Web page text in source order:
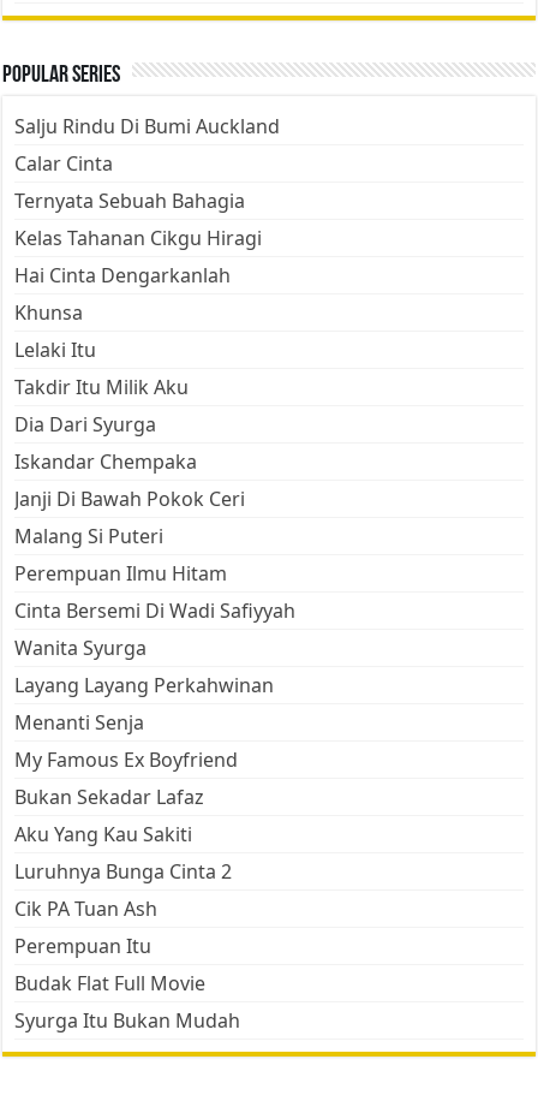
Popular Series
Salju Rindu Di Bumi Auckland
Calar Cinta
Ternyata Sebuah Bahagia
Kelas Tahanan Cikgu Hiragi
Hai Cinta Dengarkanlah
Khunsa
Lelaki Itu
Takdir Itu Milik Aku
Dia Dari Syurga
Iskandar Chempaka
Janji Di Bawah Pokok Ceri
Malang Si Puteri
Perempuan Ilmu Hitam
Cinta Bersemi Di Wadi Safiyyah
Wanita Syurga
Layang Layang Perkahwinan
Menanti Senja
My Famous Ex Boyfriend
Bukan Sekadar Lafaz
Aku Yang Kau Sakiti
Luruhnya Bunga Cinta 2
Cik PA Tuan Ash
Perempuan Itu
Budak Flat Full Movie
Syurga Itu Bukan Mudah